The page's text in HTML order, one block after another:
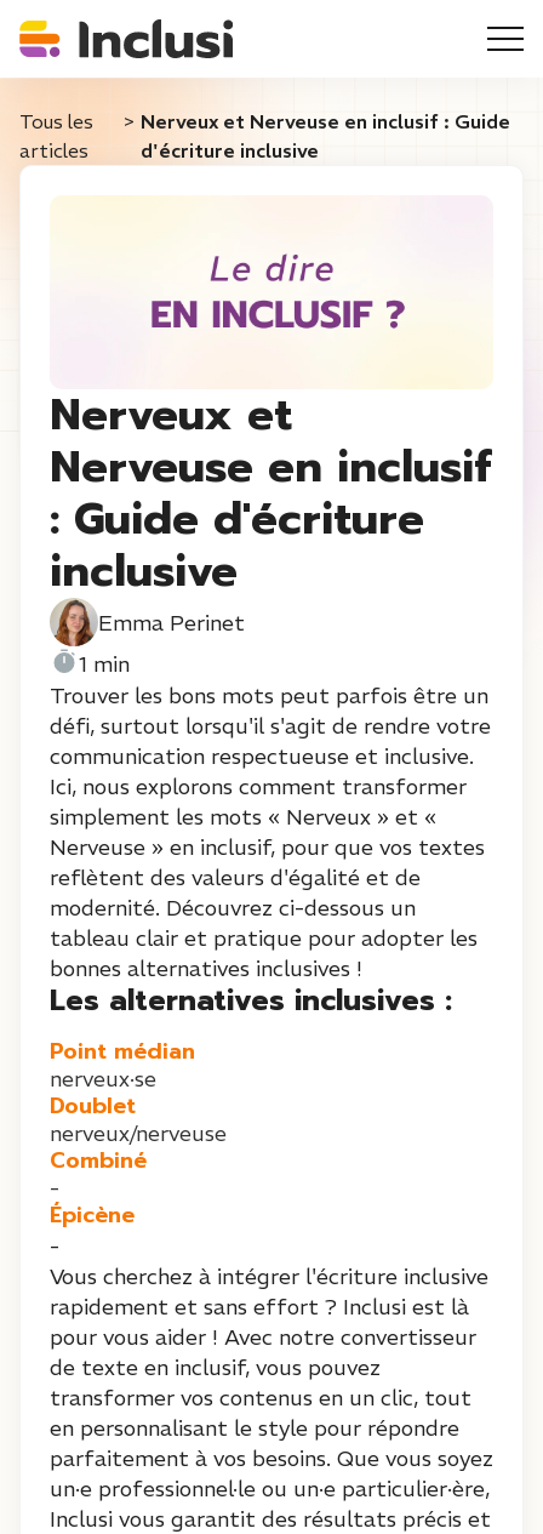
Tous les
articles
> Nerveux et Nerveuse en inclusif : Guide
d'écriture inclusive
Nerveux et
Nerveuse en inclusif
: Guide d'écriture
inclusive
Emma Perinet
1 min
Trouver les bons mots peut parfois être un
défi, surtout lorsqu'il s'agit de rendre votre
communication respectueuse et inclusive.
Ici, nous explorons comment transformer
simplement les mots « Nerveux » et «
Nerveuse » en inclusif, pour que vos textes
reflètent des valeurs d'égalité et de
modernité. Découvrez ci-dessous un
tableau clair et pratique pour adopter les
bonnes alternatives inclusives !
Les alternatives inclusives :
Point médian
nerveux·se
Doublet
nerveux/nerveuse
Combiné
-
Épicène
-
Vous cherchez à intégrer l'écriture inclusive
rapidement et sans effort ? Inclusi est là
pour vous aider ! Avec notre convertisseur
de texte en inclusif, vous pouvez
transformer vos contenus en un clic, tout
en personnalisant le style pour répondre
parfaitement à vos besoins. Que vous soyez
un·e professionnel·le ou un·e particulier·ère,
Inclusi vous garantit des résultats précis et